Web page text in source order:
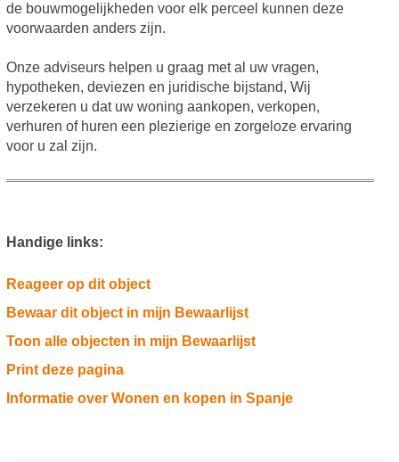
de bouwmogelijkheden voor elk perceel kunnen deze
voorwaarden anders zijn.
Onze adviseurs helpen u graag met al uw vragen,
hypotheken, deviezen en juridische bijstand, Wij
verzekeren u dat uw woning aankopen, verkopen,
verhuren of huren een plezierige en zorgeloze ervaring
voor u zal zijn.
Handige links:
Reageer op dit object
Bewaar dit object in mijn Bewaarlijst
Toon alle objecten in mijn Bewaarlijst
Print deze pagina
Informatie over Wonen en kopen in Spanje